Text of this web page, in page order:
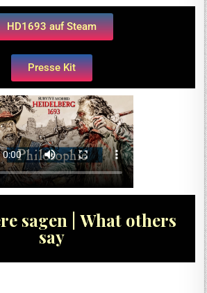
HD1693 auf Steam
Presse Kit
sagen | What others
say